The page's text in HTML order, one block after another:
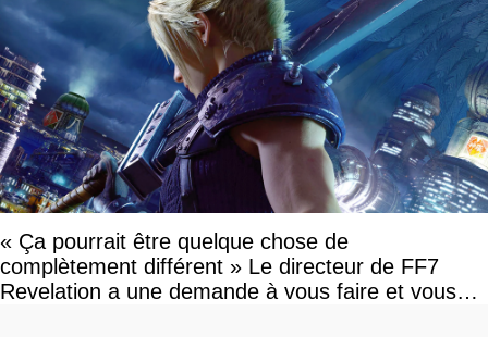
« Ça pourrait être quelque chose de
complètement différent » Le directeur de FF7
Revelation a une demande à vous faire et vous